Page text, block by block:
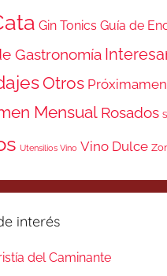
Gin Tonics Guía de
Gastronomía
Otros
Mensual Rosados
Utensilios Vino Vino Dulce
interés
del Caminante